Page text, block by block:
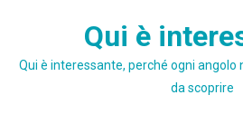
Qui è
Qui è interessante, perché ogni
da scoprire